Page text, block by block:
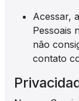
Acessar,
Pessoais
não
contato